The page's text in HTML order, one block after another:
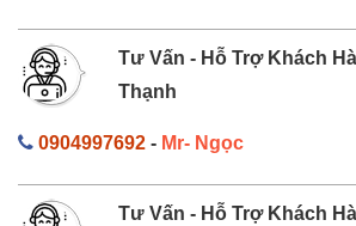
Tư Vấn - Hỗ Trợ Khách
Thạnh
0904997692 - Mr- Ngọc
Tư Vấn - Hỗ Trợ Khách